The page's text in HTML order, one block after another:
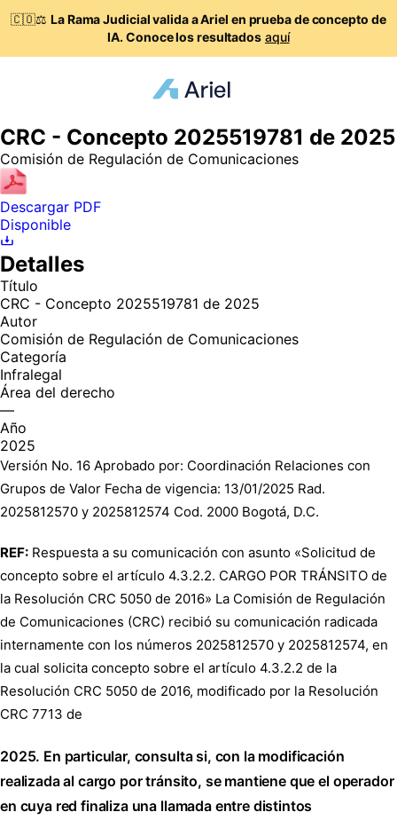
🇨🇴⚖️La Rama Judicial valida a Ariel en prueba de concepto de
IA. Conoce los resultados aquí
CRC - Concepto 2025519781 de 2025
Comisión de Regulación de Comunicaciones
Descargar PDF
Disponible
Detalles
Título
CRC - Concepto 2025519781 de 2025
Autor
Comisión de Regulación de Comunicaciones
Categoría
Infralegal
Área del derecho
—
Año
2025
Versión No. 16 Aprobado por: Coordinación Relaciones con
Grupos de Valor Fecha de vigencia: 13/01/2025 Rad.
2025812570 y 2025812574 Cod. 2000 Bogotá, D.C.
REF: Respuesta a su comunicación con asunto «Solicitud de
concepto sobre el artículo 4.3.2.2. CARGO POR TRÁNSITO de
la Resolución CRC 5050 de 2016» La Comisión de Regulación
de Comunicaciones (CRC) recibió su comunicación radicada
internamente con los números 2025812570 y 2025812574, en
la cual solicita concepto sobre el artículo 4.3.2.2 de la
Resolución CRC 5050 de 2016, modificado por la Resolución
CRC 7713 de
2025. En particular, consulta si, con la modificación
realizada al cargo por tránsito, se mantiene que el operador
en cuya red finaliza una llamada entre distintos